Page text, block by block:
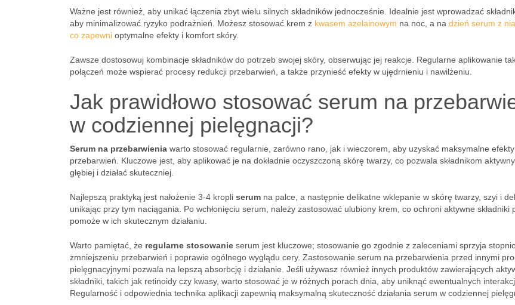
Ważne jest również, aby unikać łączenia zbyt wielu silnych składników jednocześnie. Idealnie jest wprowadzać
aby minimalizować ryzyko podrażnień. Możesz stosować krem z kwasem azelainowym na noc, a na dzień serum z
co zapewni optymalne efekty i komfort skóry.
Zawsze dostosowuj kombinacje składników do potrzeb swojej skóry, obserwując jej reakcje. Regularne aplikowanie
połączeń może wspierać procesy redukcji przebarwień, a także przynieść efekty w ujędrnieniu i nawilżeniu.
Jak prawidłowo stosować serum na
w codziennej pielęgnacji?
Serum na przebarwienia warto stosować regularnie, zarówno rano, jak i wieczorem, aby uzyskać maksymalne
przebarwień. Kluczowe jest, aby aplikować je na dokładnie oczyszczoną skórę twarzy, co pozwala składnikom
głębiej i działać skuteczniej.
Najlepszą praktyką jest nałożenie 3-4 kropli serum na palce, a następnie delikatne wklepanie w skórę twarzy, szyi i
unikając przy tym naciągania. Po wchłonięciu serum, należy zastosować ulubiony krem, co ochroni aktywne składniki
pomoże w ich skutecznym działaniu.
Warto pamiętać, że regularne stosowanie serum jest kluczowe; stosowanie go zgodnie z zaleceniami sprzyja
zmniejszeniu przebarwień i poprawie ogólnego wyglądu cery. Zastosowanie serum na przebarwienia przed innymi
pielęgnacyjnymi pozwala na lepszą absorbcję i działanie. Jeśli używasz również innych produktów zawierających
składniki, takich jak retinoidy czy kwasy, warto stosować je w różnych porach dnia, aby uniknąć ewentualnych
Regularność i odpowiednia technika aplikacji zapewnią maksymalną skuteczność działania serum w codziennej